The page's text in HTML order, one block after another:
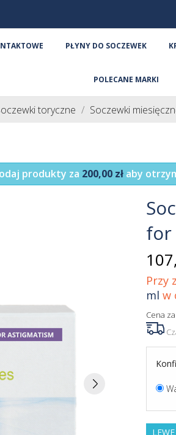
PŁYNY DO SOCZEWEK
POLECANE MARKI
toryczne Soczewki
produkty za 200,00 złaby
for
Przy
ml w
Cena